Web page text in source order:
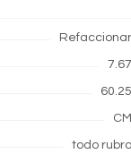
Refaccionar
7.67
60.25
CM
todo rubro